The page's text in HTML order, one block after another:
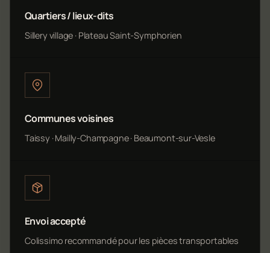
Quartiers / lieux-dits
Sillery village · Plateau Saint-Symphorien
Communes voisines
Taissy · Mailly-Champagne · Beaumont-sur-Vesle
Envoi accepté
Colissimo recommandé pour les pièces transportables